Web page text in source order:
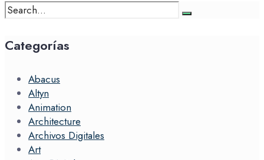
Search
for:
Categorías
Abacus
Altyn
Animation
Architecture
Archivos Digitales
Art